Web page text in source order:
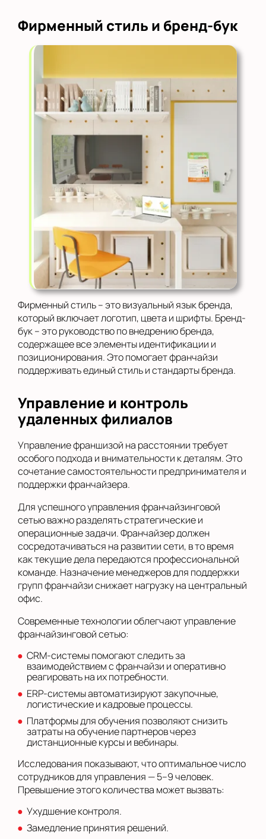
Фирменный стиль и бренд-бук
Фирменный стиль – это визуальный язык бренда,
который включает логотип, цвета и шрифты. Бренд-
бук – это руководство по внедрению бренда,
содержащее все элементы идентификации и
позиционирования. Это помогает франчайзи
поддерживать единый стиль и стандарты бренда.
Управление и контроль
удаленных филиалов
Управление франшизой на расстоянии требует
особого подхода и внимательности к деталям. Это
сочетание самостоятельности предпринимателя и
поддержки франчайзера.
Для успешного управления франчайзинговой
сетью важно разделять стратегические и
операционные задачи. Франчайзер должен
сосредотачиваться на развитии сети, в то время
как текущие дела передаются профессиональной
команде. Назначение менеджеров для поддержки
групп франчайзи снижает нагрузку на центральный
офис.
Современные технологии облегчают управление
франчайзинговой сетью:
CRM-системы помогают следить за
взаимодействием с франчайзи и оперативно
реагировать на их потребности.
ERP-системы автоматизируют закупочные,
логистические и кадровые процессы.
Платформы для обучения позволяют снизить
затраты на обучение партнеров через
дистанционные курсы и вебинары.
Исследования показывают, что оптимальное число
сотрудников для управления — 5–9 человек.
Превышение этого количества может вызвать:
Ухудшение контроля.
Замедление принятия решений.